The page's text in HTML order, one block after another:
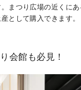
まつり広場の近くにあ
として購入できます。
会館も必見！